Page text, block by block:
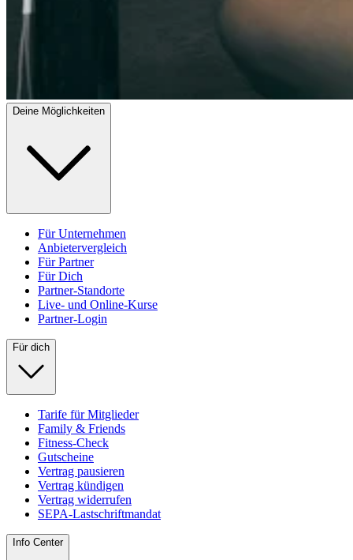
Deine Möglichkeiten
Für Unternehmen
Anbietervergleich
Für Partner
Für Dich
Partner-Standorte
Live- und Online-Kurse
Partner-Login
Für dich
Tarife für Mitglieder
Family & Friends
Fitness-Check
Gutscheine
Vertrag pausieren
Vertrag kündigen
Vertrag widerrufen
SEPA-Lastschriftmandat
Info Center